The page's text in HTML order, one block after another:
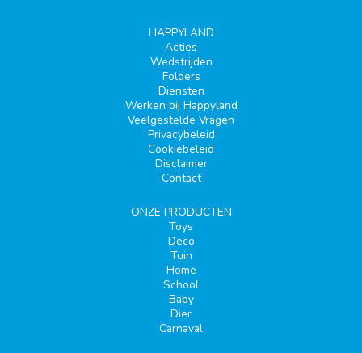
HAPPYLAND
Acties
Wedstrijden
Folders
Diensten
Werken bij Happyland
Veelgestelde Vragen
Privacybeleid
Cookiebeleid
Disclaimer
Contact
ONZE PRODUCTEN
Toys
Deco
Tuin
Home
School
Baby
Dier
Carnaval